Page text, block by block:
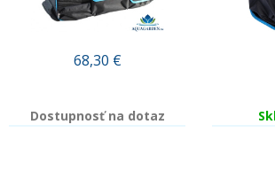
68,30 €
Dostupnosť na dotaz